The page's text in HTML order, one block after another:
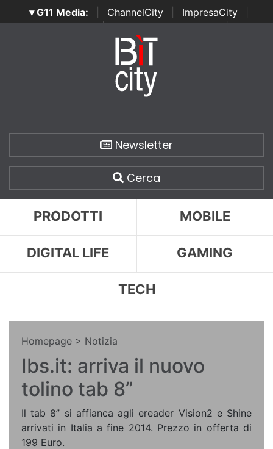
▾ G11 Media: ChannelCity ImpresaCity
SecurityOpenLab | Italian Channel Awards | Italian
Italian Security Awards
Newsletter
Cerca
PRODOTTI MOBILE
DIGITAL LIFE GAMING
TECH
Homepage > Notizia
Ibs.it: arriva il nuovo
tolino tab 8”
Il tab 8” si affianca agli ereader Vision2 e Shine
arrivati in Italia a fine 2014. Prezzo in offerta di
199 Euro.